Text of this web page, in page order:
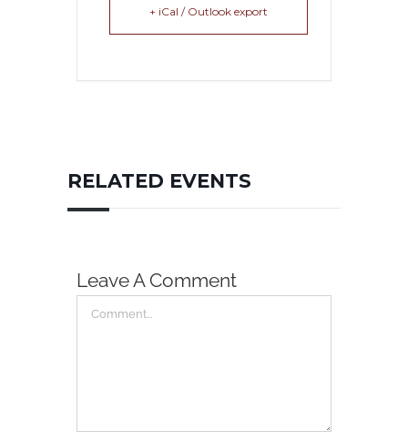
+ iCal / Outlook export
RELATED EVENTS
Leave A Comment
Comment